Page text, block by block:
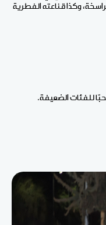
وكذا قناعته الفطرية
وحبّا للفئات الضعيفة.